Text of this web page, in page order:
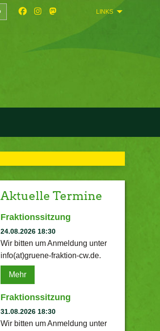
LINKS
Aktuelle Termine
Fraktionssitzung
24.08.2026 18:30
Wir bitten um Anmeldung unter
info(at)gruene-fraktion-cw.de.
Mehr
Fraktionssitzung
31.08.2026 18:30
Wir bitten um Anmeldung unter